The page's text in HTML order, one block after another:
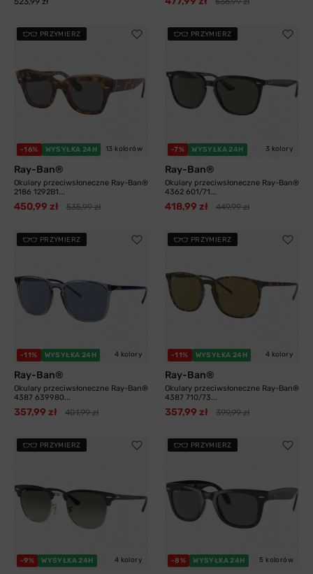
PRZYMIERZ
-16% WYSYŁKA 24H 13 kolorów
Ray-Ban®
Okulary przeciwsłoneczne Ray-Ban®
2186 1292B1...
450,99 zł 535,99 zł
PRZYMIERZ
-7% WYSYŁKA 24H 3 kolory
Ray-Ban®
Okulary przeciwsłoneczne Ray-Ban®
4362 601/71...
418,99 zł 449,99 zł
PRZYMIERZ
-11% WYSYŁKA 24H 4 kolory
Ray-Ban®
Okulary przeciwsłoneczne Ray-Ban®
4387 639980...
357,99 zł 401,99 zł
PRZYMIERZ
-11% WYSYŁKA 24H 4 kolory
Ray-Ban®
Okulary przeciwsłoneczne Ray-Ban®
4387 710/73...
357,99 zł 399,99 zł
PRZYMIERZ
-9% WYSYŁKA 24H 4 kolory
PRZYMIERZ
-8% WYSYŁKA 24H 5 kolorów